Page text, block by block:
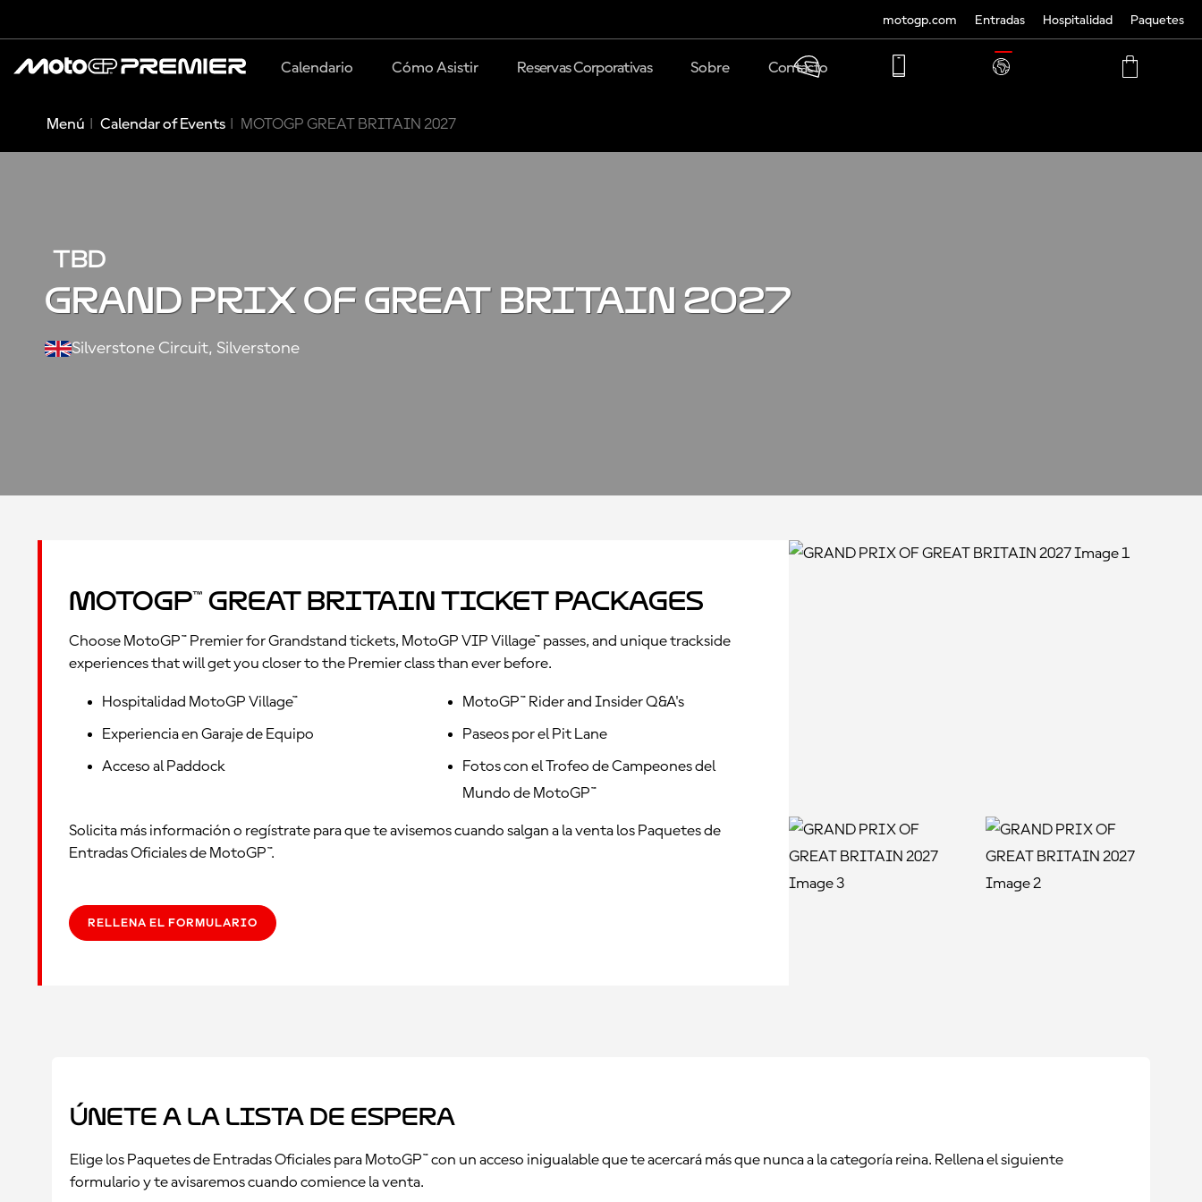
motogp.com Entradas Hospitalidad Paquetes
TRANSLATE
MY
Calendario Cómo Asistir Reservas Corporativas Sobre Contacto
Menú Calendar of Events MOTOGP GREAT BRITAIN 2027
TBD
GRAND PRIX OF GREAT BRITAIN 2027
Silverstone Circuit, Silverstone
MotoGP™ Great Britain Ticket Packages
Choose MotoGP™ Premier for Grandstand tickets, MotoGP VIP Village™ passes, and unique trackside
experiences that will get you closer to the Premier class than ever before.
Hospitalidad MotoGP Village™
Experiencia en Garaje de Equipo
Acceso al Paddock
MotoGP™ Rider and Insider Q&A's
Paseos por el Pit Lane
Fotos con el Trofeo de Campeones del
Mundo de MotoGP™
Solicita más información o regístrate para que te avisemos cuando salgan a la venta los Paquetes de
Entradas Oficiales de MotoGP™.
RELLENA EL FORMULARIO
Únete a la lista de espera
Elige los Paquetes de Entradas Oficiales para MotoGP™ con un acceso inigualable que te acercará más que nunca a la categoría reina. Rellena el siguiente
formulario y te avisaremos cuando comience la venta.